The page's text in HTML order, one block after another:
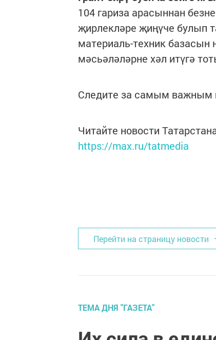
104 гариза арасыннан
җирлекләре җиңүче булып
материаль-техник базасын
мәсьәләләрне хәл итүгә
Следите за самым важным
Читайте новости
https://max.ru/tatmedia
Перейти на страницу новости
ТЕМА ДНЯ "ГАЗЕТА"